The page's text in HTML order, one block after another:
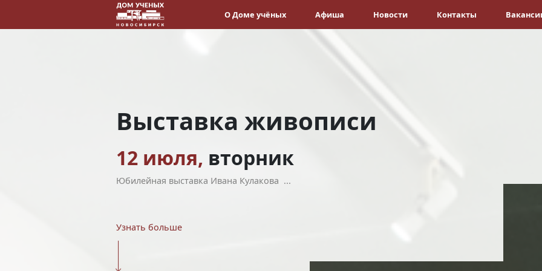
О Доме учёных Афиша Новости Контакты
Выставка живописи
12 июля, вторник
Юбилейная выставка Ивана Кулакова ...
Узнать больше